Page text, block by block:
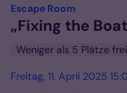
Escape Room:
„Fixing the
Weniger als 5 Plätze frei
Freitag, 11. April 2025